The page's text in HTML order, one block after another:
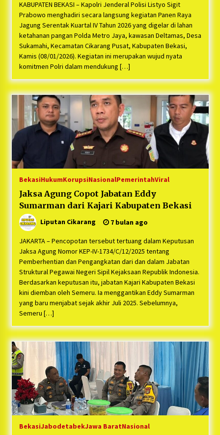
KABUPATEN BEKASI – Kapolri Jenderal Polisi Listyo Sigit
Prabowo menghadiri secara langsung kegiatan Panen Raya
Jagung Serentak Kuartal IV Tahun 2026 yang digelar di lahan
ketahanan pangan Polda Metro Jaya, kawasan Deltamas, Desa
Sukamahi, Kecamatan Cikarang Pusat, Kabupaten Bekasi,
Kamis (08/01/2026). Kegiatan ini merupakan wujud nyata
komitmen Polri dalam mendukung […]
BekasiHukumKorupsiNasionalPemerintahViral
Jaksa Agung Copot Jabatan Eddy
Sumarman dari Kajari Kabupaten Bekasi
Liputan Cikarang 7 bulan ago
JAKARTA – Pencopotan tersebut tertuang dalam Keputusan
Jaksa Agung Nomor KEP-IV-1734/C/12/2025 tentang
Pemberhentian dan Pengangkatan dari dan dalam Jabatan
Struktural Pegawai Negeri Sipil Kejaksaan Republik Indonesia.
Berdasarkan keputusan itu, jabatan Kajari Kabupaten Bekasi
kini diemban oleh Semeru. Ia menggantikan Eddy Sumarman
yang baru menjabat sejak akhir Juli 2025. Sebelumnya,
Semeru […]
BekasiJabodetabekJawa BaratNasional